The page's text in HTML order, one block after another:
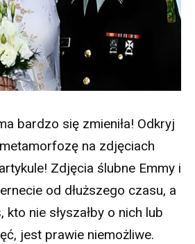
bardzo się zmieniła! Odkryj
na zdjęciach
Zdjęcia ślubne Emmy i
od dłuższego czasu, a
kto nie słyszałby o nich lub
jest prawie niemożliwe.